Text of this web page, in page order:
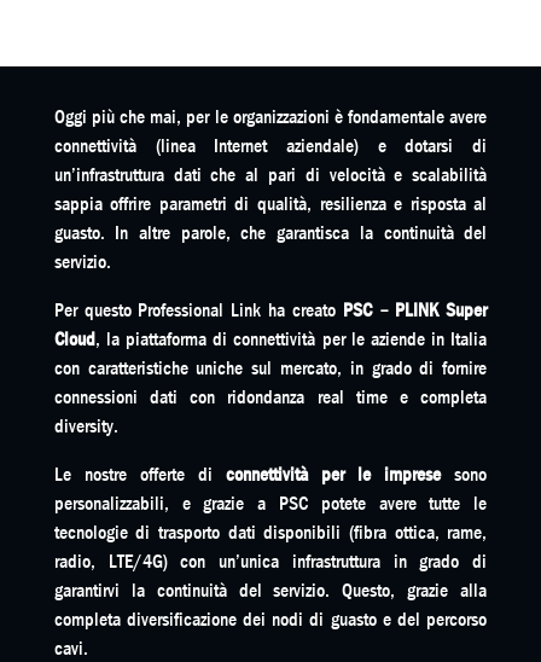
Oggi più che mai, per le organizzazioni è fondamentale avere
connettività (linea Internet aziendale) e dotarsi di
un’infrastruttura dati che al pari di velocità e scalabilità
sappia offrire parametri di qualità, resilienza e risposta al
guasto. In altre parole, che garantisca la continuità del
servizio.
Per questo Professional Link ha creato PSC – PLINK Super
Cloud, la piattaforma di connettività per le aziende in Italia
con caratteristiche uniche sul mercato, in grado di fornire
connessioni dati con ridondanza real time e completa
diversity.
Le nostre offerte di connettività per le impresesono
personalizzabili, e grazie a PSC potete avere tutte le
tecnologie di trasporto dati disponibili (fibra ottica, rame,
radio, LTE/4G) con un’unica infrastruttura in grado di
garantirvi la continuità del servizio. Questo, grazie alla
completa diversificazione dei nodi di guasto e del percorso
cavi.